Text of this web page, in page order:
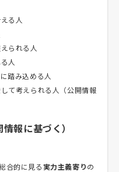
る人
られる人
人
踏み込める人
て考えられる人（公開情報
報に基づく）
合的に見る実力主義寄りの